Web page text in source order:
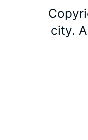
city.